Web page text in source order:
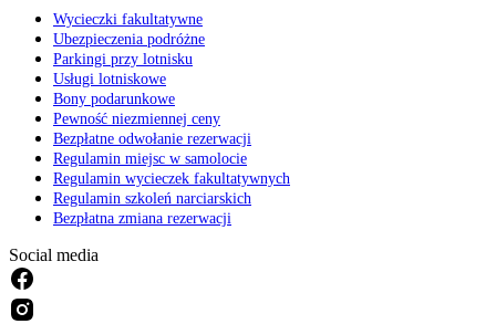
Wycieczki fakultatywne
Ubezpieczenia podróżne
Parkingi przy lotnisku
Usługi lotniskowe
Bony podarunkowe
Pewność niezmiennej ceny
Bezpłatne odwołanie rezerwacji
Regulamin miejsc w samolocie
Regulamin wycieczek fakultatywnych
Regulamin szkoleń narciarskich
Bezpłatna zmiana rezerwacji
Social media